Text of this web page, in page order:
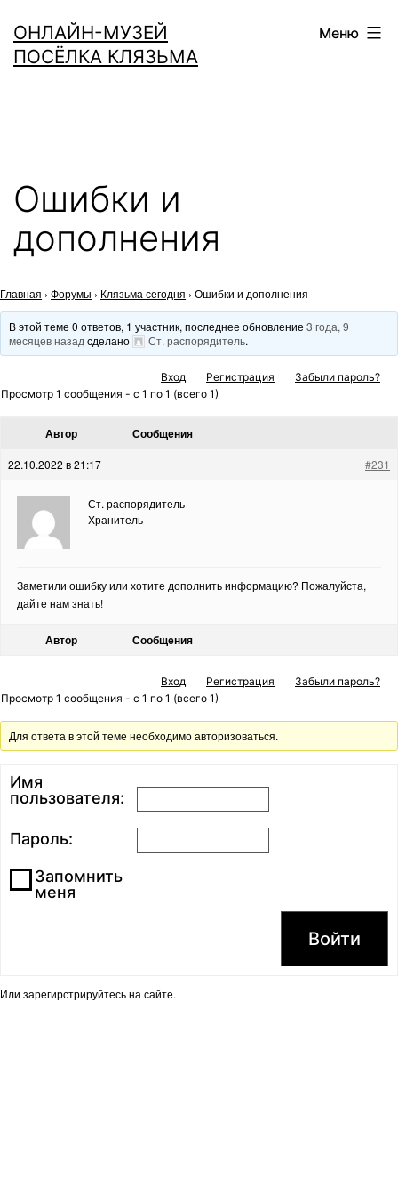
содержимому
ОНЛАЙН-МУЗЕЙ
ПОСЁЛКА КЛЯЗЬМА
Меню
Ошибки и
дополнения
Главная › Форумы › Клязьма сегодня › Ошибки и дополнения
В этой теме 0 ответов, 1 участник, последнее обновление3 года, 9
месяцев назад сделано Ст. распорядитель.
Вход Регистрация
Забыли пароль?
Просмотр 1 сообщения - с 1 по 1 (всего 1)
Автор Сообщения
22.10.2022 в 21:17 #231
Ст. распорядитель
Хранитель
Заметили ошибку или хотите дополнить информацию? Пожалуйста,
дайте нам знать!
Автор Сообщения
Вход Регистрация
Забыли пароль?
Просмотр 1 сообщения - с 1 по 1 (всего 1)
Для ответа в этой теме необходимо авторизоваться.
Имя
пользователя:
Пароль:
Запомнить
меня
Войти
Или зарегирстрируйтесьна сайте.